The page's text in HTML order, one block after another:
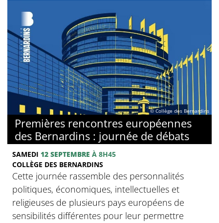
© Collège des Bernardins
Premières rencontres européennes
des Bernardins : journée de débats
SAMEDI 12 SEPTEMBRE À 8H45
COLLÈGE DES BERNARDINS
Cette journée rassemble des personnalités
politiques, économiques, intellectuelles et
religieuses de plusieurs pays européens de
sensibilités différentes pour leur permettre